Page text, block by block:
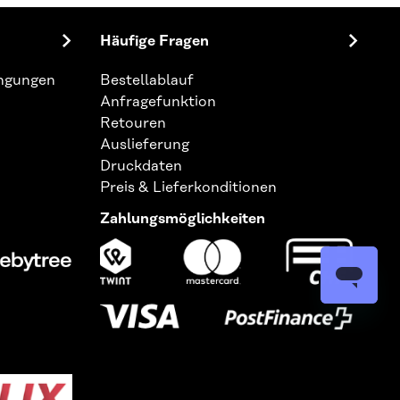
Häufige Fragen
Bestellablauf
Anfragefunktion
Retouren
Auslieferung
Druckdaten
Preis & Lieferkonditionen
Zahlungsmöglichkeiten